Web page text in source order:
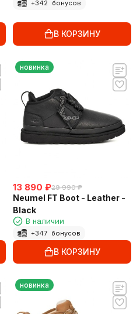
+342 бонусов
В КОРЗИНУ
новинка
13 890 ₽29 990 ₽
Neumel FT Boot - Leather -
Black
В наличии
+347 бонусов
В КОРЗИНУ
новинка